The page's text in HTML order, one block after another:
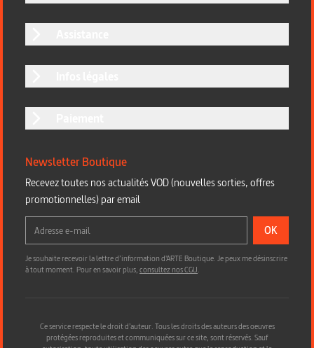
Newsletter Boutique
Recevez toutes nos actualités VOD (nouvelles sorties, offres
promotionnelles) par email
OK
Je souhaite recevoir la lettre d’information d'ARTE Boutique. Je peux me désinscrire
à tout moment. Pour en savoir plus,consultez nos CGU.
Ce service respecte le droit d’auteur. Tous les droits des auteurs des oeuvres
protégées reproduites et communiquées sur ce site, sont réservés. Sauf